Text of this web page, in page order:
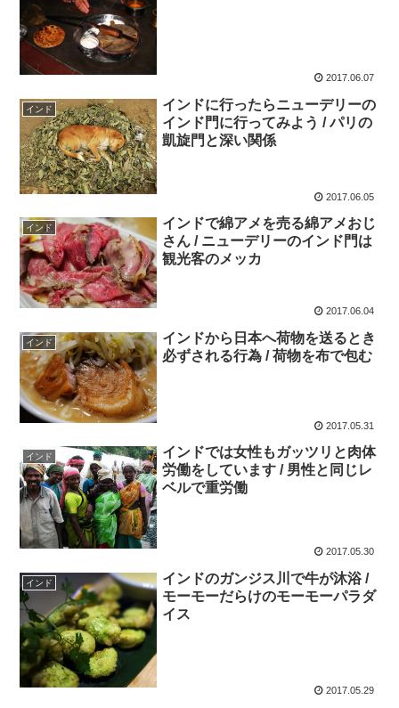
2017.06.07
インド
インドに行ったらニューデリーの
インド門に行ってみよう / パリの
凱旋門と深い関係
2017.06.05
インド
インドで綿アメを売る綿アメおじ
さん / ニューデリーのインド門は
観光客のメッカ
2017.06.04
インド
インドから日本へ荷物を送るとき
必ずされる行為 / 荷物を布で包む
2017.05.31
インド
インドでは女性もガッツリと肉体
労働をしています / 男性と同じレ
ベルで重労働
2017.05.30
インド
インドのガンジス川で牛が沐浴 /
モーモーだらけのモーモーパラダ
イス
2017.05.29